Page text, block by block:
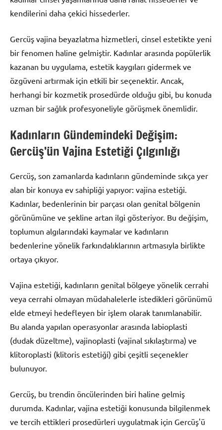
kendilerini daha çekici hissederler.
Gercüş vajina beyazlatma hizmetleri, cinsel estetikte yeni
bir fenomen haline gelmiştir. Kadınlar arasında popülerlik
kazanan bu uygulama, estetik kaygıları gidermek ve
özgüveni artırmak için etkili bir seçenektir. Ancak,
herhangi bir kozmetik prosedürde olduğu gibi, bu konuda
uzman bir sağlık profesyoneliyle görüşmek önemlidir.
Kadınların Gündemindeki Değişim:
Gercüş’ün Vajina Estetiği Çılgınlığı
Gercüş, son zamanlarda kadınların gündeminde sıkça yer
alan bir konuya ev sahipliği yapıyor: vajina estetiği.
Kadınlar, bedenlerinin bir parçası olan genital bölgenin
görünümüne ve şekline artan ilgi gösteriyor. Bu değişim,
toplumun algılarındaki kaymalar ve kadınların
bedenlerine yönelik farkındalıklarının artmasıyla birlikte
ortaya çıkıyor.
Vajina estetiği, kadınların genital bölgeye yönelik cerrahi
veya cerrahi olmayan müdahalelerle istedikleri görünümü
elde etmeyi hedefleyen bir işlem olarak tanımlanabilir.
Bu alanda yapılan operasyonlar arasında labioplasti
(dudak düzeltme), vajinoplasti (vajinal sıkılaştırma) ve
klitoroplasti (klitoris estetiği) gibi çeşitli seçenekler
bulunuyor.
Gercüş, bu trendin öncülerinden biri haline gelmiş
durumda. Kadınlar, vajina estetiği konusunda bilgilenmek
ve tercih ettikleri prosedürleri uygulatmak için Gercüş'ü